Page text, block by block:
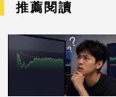
推薦閱讀